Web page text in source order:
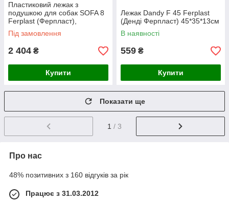
Пластиковий лежак з
подушкою для собак SOFA 8
Ferplast (Ферпласт),
85*62*28,5 см
Під замовлення
2 404 ₴
Купити
Лежак Dandy F 45 Ferplast
(Денді Ферпласт) 45*35*13см
В наявності
559 ₴
Купити
Показати ще
1 / 3
Про нас
48% позитивних з 160 відгуків за рік
Працює з 31.03.2012